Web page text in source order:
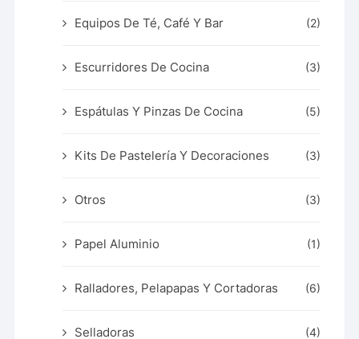
Equipos De Té, Café Y Bar (2)
Escurridores De Cocina (3)
Espátulas Y Pinzas De Cocina (5)
Kits De Pastelería Y Decoraciones (3)
Otros (3)
Papel Aluminio (1)
Ralladores, Pelapapas Y Cortadoras (6)
Selladoras (4)